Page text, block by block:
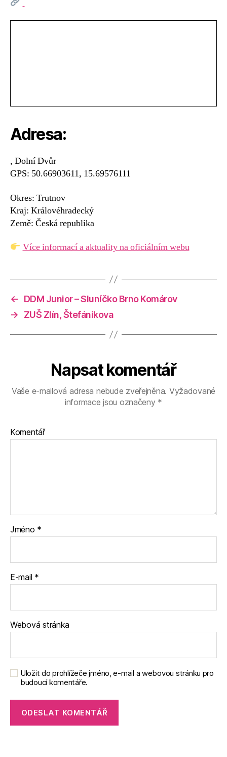
Adresa:
, Dolní Dvůr
GPS: 50.66903611, 15.69576111
Okres: Trutnov
Kraj: Královéhradecký
Země: Česká republika
Více informací a aktuality na oficiálním webu
←
DDM Junior – Sluníčko Brno Komárov
→
ZUŠ Zlín, Štefánikova
Napsat komentář
Vaše e-mailová adresa nebude zveřejněna. Vyžadované
informace jsou označeny *
Komentář
Jméno *
E-mail *
Webová stránka
Uložit do prohlížeče jméno, e-mail a webovou stránku pro
budoucí komentáře.